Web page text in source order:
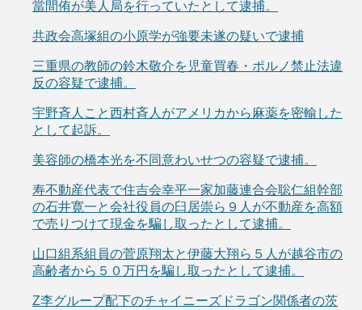
當間侑が美人局を行っていたとして逮捕。
共政会高塚組の小原学が強要未遂の疑いで逮捕
三重県の教師の鈴木敬介を児童買春・ポルノ禁止法違
反の容疑で逮捕。
宇野斉人こと西村斉人がアメリカから麻薬を密輸した
として起訴。
美容師の橋本光を不同意わいせつの容疑で逮捕。
寿不動産代表で住吉会幸平一家加藤連合会聡仁組幹部
の石井寛一と会社役員の臼居崇ら９人が不動産を高額
で売りつけて現金を騙し取ったとして逮捕。
山口組系組員の菅原翔太と伊藤大翔ら５人が越谷市の
高齢者から５０万円を騙し取ったとして逮捕。
Z李グループ配下のチャイニーズドラゴン関係者の茨